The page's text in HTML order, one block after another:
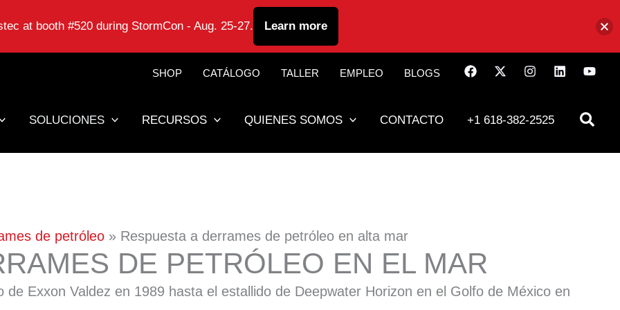
SHOP CATÁLOGO TALLER EMPLEO BLOGS
SOLUCIONES RECURSOS QUIENES SOMOS CONTACTO +1 618-382-2525
de petróleo Respuesta a derrames de petróleo en alta mar
DE PETRÓLEO EN EL MAR
Exxon Valdez en 1989 hasta el estallido de Deepwater Horizon en el Golfo de México en
at booth #520 during StormCon - Aug. 25-27. Learn more